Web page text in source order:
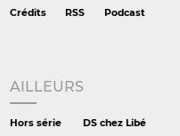
Crédits
RSS Podcast
AILLEURS
Hors série DS chez Libé